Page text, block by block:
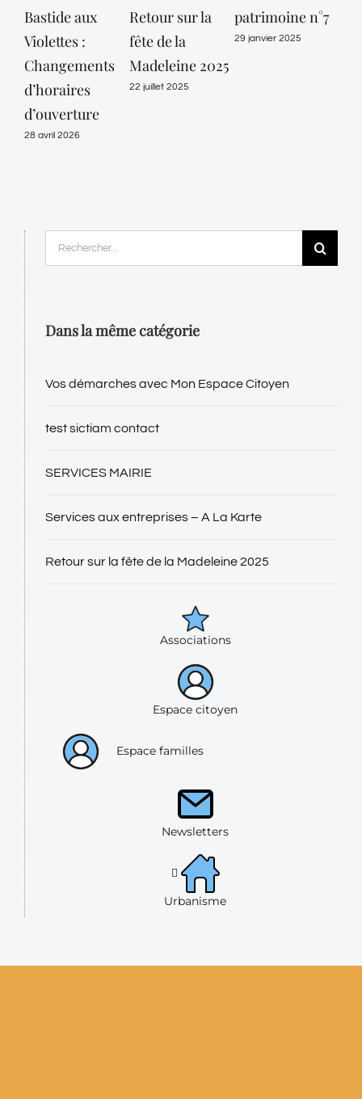
Bastide aux
Violettes :
Changements
d’horaires
d’ouverture
28 avril 2026
Retour sur la
fête de la
Madeleine 2025
22 juillet 2025
patrimoine n°7
29 janvier 2025
Dans la même catégorie
Vos démarches avec Mon Espace Citoyen
test sictiam contact
SERVICES MAIRIE
Services aux entreprises – A La Karte
Retour sur la fête de la Madeleine 2025
Associations
Espace citoyen
Espace familles
Newsletters
Urbanisme